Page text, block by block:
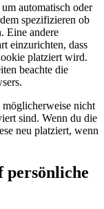
automatisch oder
spezifizieren ob
Eine andere
einzurichten, dass
platziert wird.
beachte die
möglicherweise nicht
sind. Wenn du die
neu platziert, wenn
persönliche